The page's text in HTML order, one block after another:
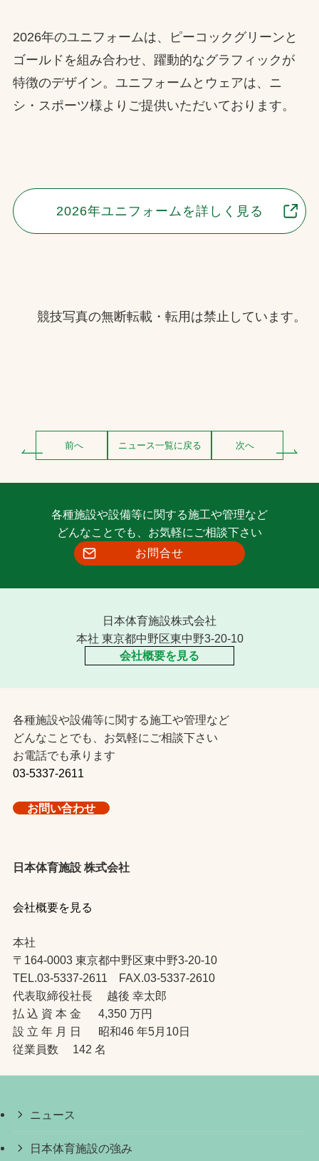
2026年のユニフォームは、ピーコックグリーンと
ゴールドを組み合わせ、躍動的なグラフィックが
特徴のデザイン。ユニフォームとウェアは、ニ
シ・スポーツ様よりご提供いただいております。
2026年ユニフォームを詳しく見る
競技写真の無断転載・転用は禁止しています。
前へ ニュース一覧に戻る 次へ
各種施設や設備等に関する施工や管理など
どんなことでも、お気軽にご相談下さい
お問合せ
日本体育施設株式会社
本社 東京都中野区東中野3-20-10
会社概要を見る
各種施設や設備等に関する施工や管理など
どんなことでも、お気軽にご相談下さい
お電話でも承ります
03-5337-2611
お問い合わせ
日本体育施設 株式会社
会社概要を見る
本社
〒164-0003 東京都中野区東中野3-20-10
TEL.03-5337-2611 FAX.03-5337-2610
代表取締役社長 越後 幸太郎
払 込 資 本 金 4,350 万円
設 立 年 月 日 昭和46 年5月10日
従業員数 142 名
ニュース
日本体育施設の強み